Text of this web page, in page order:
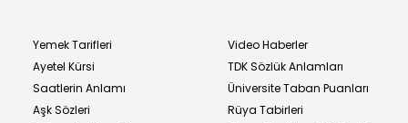
Yemek Tarifleri
Ayetel Kürsi
Saatlerin Anlamı
Aşk Sözleri
Video Haberler
TDK Sözlük Anlamları
Üniversite Taban Puanları
Rüya Tabirleri